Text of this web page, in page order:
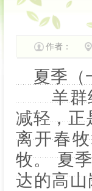
作者：
夏季（
羊群经
减轻，正
离开春
牧。 夏
达的高